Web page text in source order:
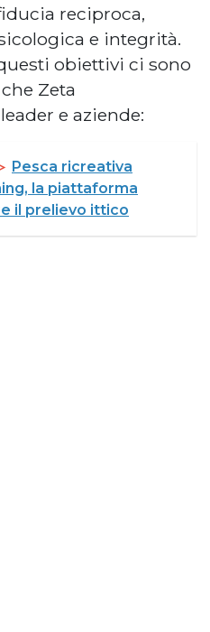
reciproca,
e integrità.
obiettivi ci sono
Zeta
e aziende:
Pesca ricreativa
la piattaforma
il prelievo ittico